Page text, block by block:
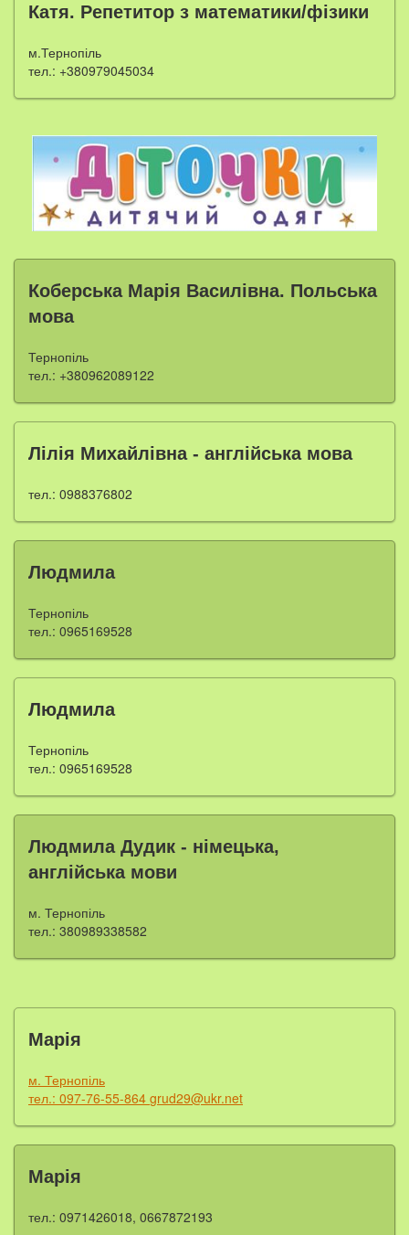
Катя. Репетитор з математики/фізики
м.Тернопіль
тел.: +380979045034
Коберська Марія Василівна. Польська
мова
Тернопіль
тел.: +380962089122
Лілія Михайлівна - англійська мова
тел.: 0988376802
Людмила
Тернопіль
тел.: 0965169528
Людмила
Тернопіль
тел.: 0965169528
Людмила Дудик - німецька,
англійська мови
м. Тернопіль
тел.: 380989338582
Марія
м. Тернопіль
тел.: 097-76-55-864 grud29@ukr.net
Марія
тел.: 0971426018, 0667872193